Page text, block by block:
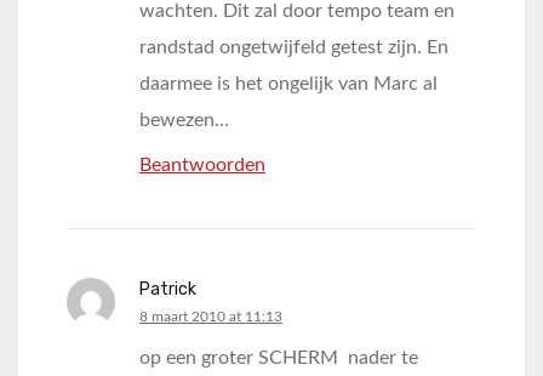
wachten. Dit zal door tempo team en
randstad ongetwijfeld getest zijn. En
daarmee is het ongelijk van Marc al
bewezen…
Beantwoorden
Patrick
says:
8 maart 2010 at 11:13
op een groter SCHERM nader te